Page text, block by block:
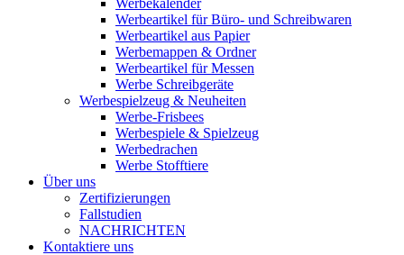
Werbekalender
Werbeartikel für Büro- und Schreibwaren
Werbeartikel aus Papier
Werbemappen & Ordner
Werbeartikel für Messen
Werbe Schreibgeräte
Werbespielzeug & Neuheiten
Werbe-Frisbees
Werbespiele & Spielzeug
Werbedrachen
Werbe Stofftiere
Über uns
Zertifizierungen
Fallstudien
NACHRICHTEN
Kontaktiere uns